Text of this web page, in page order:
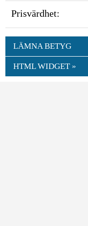
Prisvärdhet:
LÄMNA BETYG
HTML WIDGET »